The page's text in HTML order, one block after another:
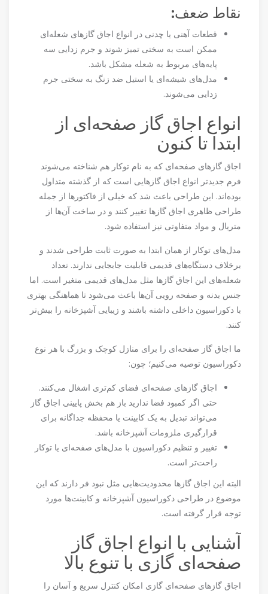
نقاط ضعف:
قطعات آهنی یا چدنی در انواع اجاق گازهای شعله‌ای
ممکن است به سختی تمیز شوند و جرم زدایی سه
پایه‌های مربوط به شعله مشکل باشد.
مدل‌های شیشه‌ای یا استیل ضد زنگ به سختی جرم
زدایی می‌شوند.
انواع اجاق گاز صفحه‌ای از
ابتدا تا کنون
اجاق گازهای صفحه‌ای که به نام توکار هم شناخته می‌شوند
فرم جدیدتر انواع اجاق گازهایی است که از گذشته متداول
بوده‌اند. این طراحی باعث شد که خیلی از فاکتورها از جمله
طراحی ظاهری اجاق گازها تغییر کنند و در ساخت آن‌ها از
متریال و مواد متفاوتی نیز استفاده شود.
مدل‌های توکار از همان ابتدا به صورت ثابت طراحی شدند و
برخلاف دستگاه‌های قدیمی قابلیت جابجایی ندارند. تعداد
شعله‌های این اجاق گازها مثل مدل‌های قدیمی متغیر است. اما
جنس بدنه و صفحه رویی آن‌ها باعث می‌شود تا هماهنگی بهتری
با دکوراسیون داخلی داشته باشند و زیبایی آشپزخانه را بیش‌تر
کنند.
ما اجاق گاز صفحه‌ای را برای منازل کوچک و بزرگ با هر نوع
دکوراسیون توصیه می‌کنیم؛ چون:
اجاق گازهای صفحه‌ای فضای کم‌تری اشغال می‌کنند.
حتی اگر کمبود فضا ندارید باز هم بخش پایینی اجاق گاز
می‌تواند تبدیل به یک کابینت یا محفظه جداگانه برای
قرارگیری ملزومات آشپزخانه باشد.
تغییر و تنظیم دکوراسیون با مدل‌های صفحه‌ای یا توکار
راحت‌تر است.
البته این اجاق گازها محدودیت‌هایی مثل نبود فر دارند که این
موضوع در طراحی دکوراسیون آشپزخانه و کابینت‌ها مورد
توجه قرار گرفته است.
آشنایی با انواع اجاق گاز
صفحه‌ای گازی با تنوع بالا
اجاق گازهای صفحه‌ای گازی امکان کنترل سریع و آسان را